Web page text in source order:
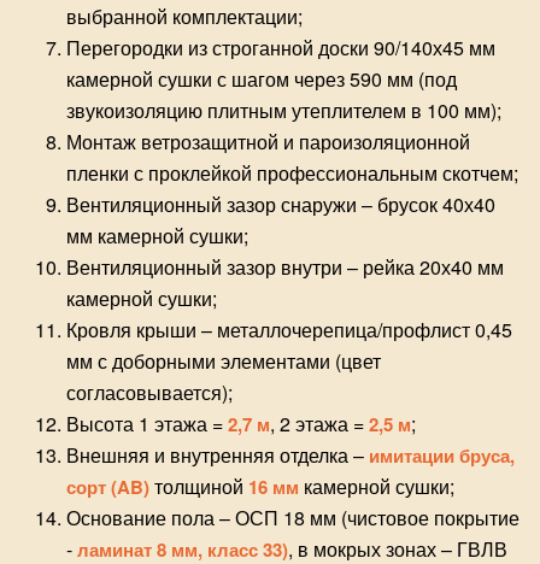
выбранной комплектации;
Перегородки из строганной доски 90/140х45 мм
камерной сушки с шагом через 590 мм (под
звукоизоляцию плитным утеплителем в 100 мм);
Монтаж ветрозащитной и пароизоляционной
пленки с проклейкой профессиональным скотчем;
Вентиляционный зазор снаружи – брусок 40х40
мм камерной сушки;
Вентиляционный зазор внутри – рейка 20х40 мм
камерной сушки;
Кровля крыши – металлочерепица/профлист 0,45
мм с доборными элементами (цвет
согласовывается);
Высота 1 этажа =2,7 м, 2 этажа =2,5 м;
Внешняя и внутренняя отделка – имитации бруса,
сорт (AB)толщиной 16 мм камерной сушки;
Основание пола – ОСП 18 мм (чистовое покрытие
-ламинат 8 мм, класс 33), в мокрых зонах – ГВЛВ